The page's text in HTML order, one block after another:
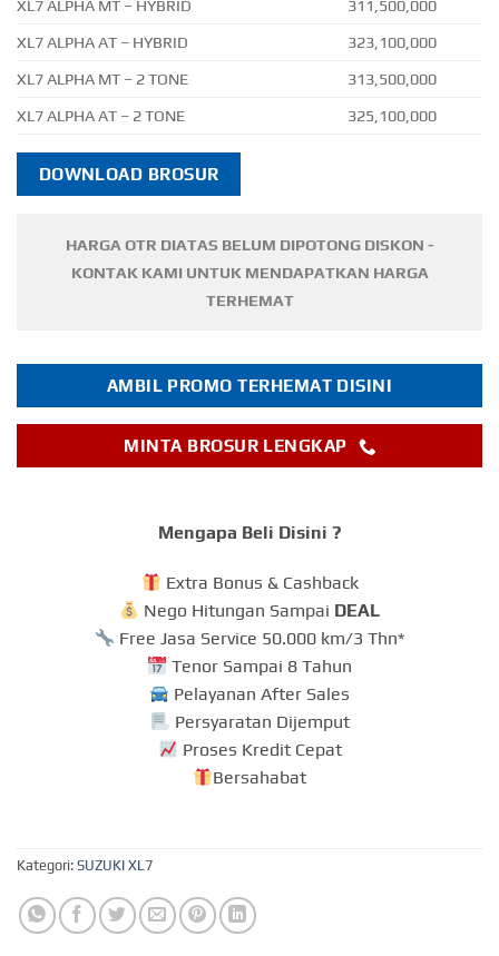
XL7 ALPHA MT – HYBRID 311,500,000
XL7 ALPHA AT – HYBRID 323,100,000
XL7 ALPHA MT – 2 TONE 313,500,000
XL7 ALPHA AT – 2 TONE 325,100,000
DOWNLOAD BROSUR
HARGA OTR DIATAS BELUM DIPOTONG DISKON -
KONTAK KAMI UNTUK MENDAPATKAN HARGA
TERHEMAT
AMBIL PROMO TERHEMAT DISINI
MINTA BROSUR LENGKAP
Mengapa Beli Disini ?
Extra Bonus & Cashback
Nego Hitungan Sampai DEAL
Free Jasa Service 50.000 km/3 Thn*
Tenor Sampai 8 Tahun
Pelayanan After Sales
Persyaratan Dijemput
Proses Kredit Cepat
Bersahabat
Kategori: SUZUKI XL7